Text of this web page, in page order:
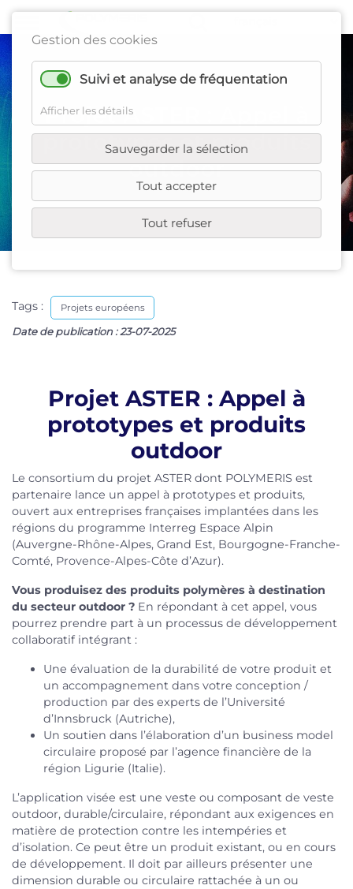
Gestion des cookies
Suivi et analyse de fréquentation
Afficher les détails
Sauvegarder la sélection
Tout accepter
Tout refuser
Projet ASTER : Appel à
prototypes et produits
outdoor
Tags : Projets européens
Date de publication :23-07-2025
Projet ASTER : Appel à
prototypes et produits
outdoor
Le consortium du projet ASTER dont POLYMERIS est
partenaire lance un appel à prototypes et produits,
ouvert aux entreprises françaises implantées dans les
régions du programme Interreg Espace Alpin
(Auvergne-Rhône-Alpes, Grand Est, Bourgogne-Franche-
Comté, Provence-Alpes-Côte d’Azur).
Vous produisez des produits polymères à destination
du secteur outdoor ? En répondant à cet appel, vous
pourrez prendre part à un processus de développement
collaboratif intégrant :
Une évaluation de la durabilité de votre produit et
un accompagnement dans votre conception /
production par des experts de l’Université
d’Innsbruck (Autriche),
Un soutien dans l’élaboration d’un business model
circulaire proposé par l’agence financière de la
région Ligurie (Italie).
L’application visée est une veste ou composant de veste
outdoor, durable/circulaire, répondant aux exigences en
matière de protection contre les intempéries et
d’isolation. Ce peut être un produit existant, ou en cours
de développement. Il doit par ailleurs présenter une
dimension durable ou circulaire rattachée à un ou